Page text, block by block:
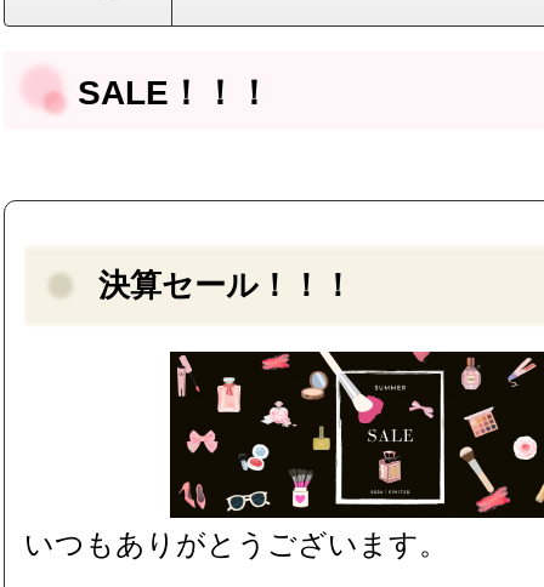
SALE！！！
決算セール！！！
いつもありがとうございます。